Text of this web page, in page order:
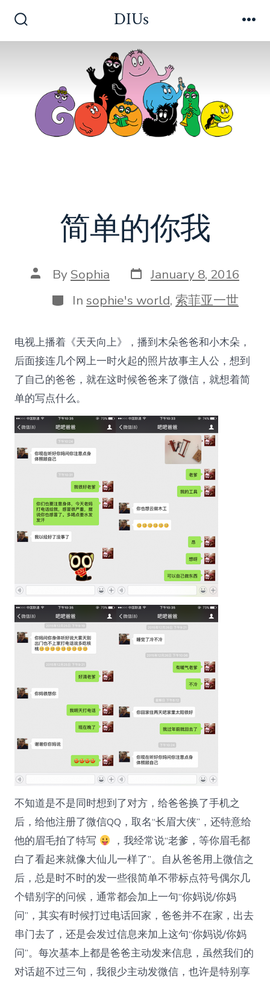
Toggle
DIUs
简单的你我
Post
author
By Sophia Post
date
January 8, 2016
Categories
In sophie's world, 索菲亚一世
电视上播着《天天向上》，播到木朵爸爸和小木朵，
后面接连几个网上一时火起的照片故事主人公，想到
了自己的爸爸，就在这时候爸爸来了微信，就想着简
单的写点什么。
不知道是不是同时想到了对方，给爸爸换了手机之
后，给他注册了微信QQ，取名“长眉大侠”，还特意给
他的眉毛拍了特写
，我经常说“老爹，等你眉毛都
白了看起来就像大仙儿一样了”。自从爸爸用上微信之
后，总是时不时的发一些很简单不带标点符号偶尔几
个错别字的问候，通常都会加上一句“你妈说/你妈
问”，其实有时候打过电话回家，爸爸并不在家，出去
串门去了，还是会发过信息来加上这句“你妈说/你妈
问”。每次基本上都是爸爸主动发来信息，虽然我们的
对话超不过三句，我很少主动发微信，也许是特别享